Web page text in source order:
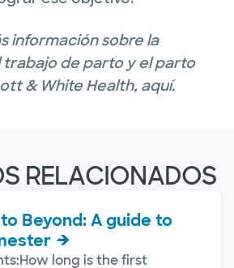
información sobre la
de parto y el parto
& White Health, aquí.
RELACIONADOS
Beyond: A guide to
long is the first